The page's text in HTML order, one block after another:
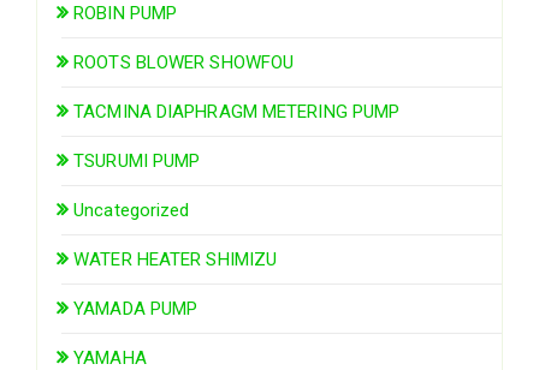
ROBIN PUMP
ROOTS BLOWER SHOWFOU
TACMINA DIAPHRAGM METERING PUMP
TSURUMI PUMP
Uncategorized
WATER HEATER SHIMIZU
YAMADA PUMP
YAMAHA